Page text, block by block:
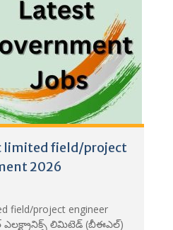
limited field/project
2026
field/project engineer
ఎలక్ట్రానిక్స్ లిమిటెడ్ (బీఈఎల్)